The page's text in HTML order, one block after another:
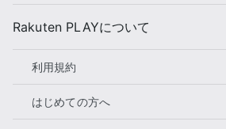
Rakuten PLAYについて
利用規約
はじめての方へ